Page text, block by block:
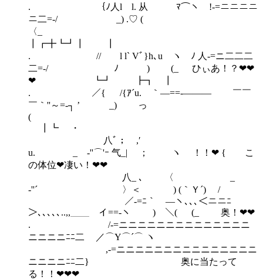
. ｛ﾉ人l l. 从 ﾏ⌒ヽ !-=ニニニニ
ニ二=-/ _) .♡ (
〈_
┃┏╋┗┛┃ ┃
. // l l` Vﾞ}h､u ヽ ﾉ 人-=ニ二二二
二=-/ ﾉ ) (_ ひぃあ！？❤❤
❤ ┗┛ ┣┓ ┃
. ／{ /{ｱ´u. ｀―==-――― ￣￣
￣｀''～=‐┐ ’ _) っ
(
┃┗ ・
八ﾞ； ,′
u. _ -''⌒'ｰ 气_| ； ヽ ！！❤ { こ
の体位❤凄い！❤❤
八_ ､ 〈 _
‐''´ 〉＜ ) (｀Ｙ´) /
／-=ﾆ｀ ―ヽ､､､＜ニニﾆ
＞､､､､､..,,＿＿ イ==-ヽ ) ＼( (_ 奥！❤❤
. /-=ニニニニニニニニニニニニニニ
ニニニニﾆﾆ二 ／⌒Y⌒´⌒ ヽ
,-=ニニニニニニニニニニニニニニニ
ニニニニﾆﾆ二} 奥に当たって
る！！❤❤❤